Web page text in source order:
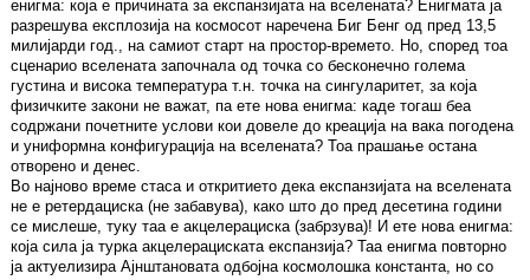
енигма: која е причината за експанзијата на вселената? Енигмата ја
разрешува експлозија на космосот наречена Биг Бенг од пред 13,5
милијарди год., на самиот старт на простор-времето. Но, според тоа
сценарио вселената започнала од точка со бесконечно голема
густина и висока температура т.н. точка на сингуларитет, за која
физичките закони не важат, па ете нова енигма: каде тогаш беа
содржани почетните услови кои довеле до креација на вака погодена
и униформна конфигурација на вселената? Тоа прашање остана
отворено и денес.
Во најново време стаса и откритието дека експанзијата на вселената
не е ретердациска (не забавува), како што до пред десетина години
се мислеше, туку таа е акцелерациска (забрзува)! И ете нова енигма:
која сила ја турка акцелерациската експанзија? Таа енигма повторно
ја актуелизира Ајнштановата одбојна космолошка константа, но со